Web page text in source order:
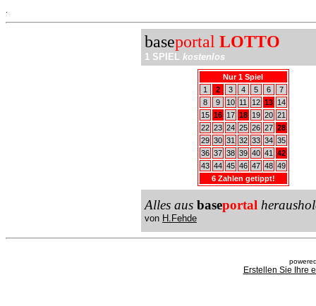
baseportal LOTTO
1 SPIEL kostenlos
Nur 1 Spiel
1
2 3 4 5 6
7
8
9 10 11 12 13
14
15 16 17 18 19 20 21
22 23 24 25 26 27 28
29 30 31 32 33 34 35
36 37 38 39 40 41
42
43 44 45 46 47 48 49
6 Zahlen getippt!
Alles aus baseportal
von H.Fehde
Erstellen Sie Ihre